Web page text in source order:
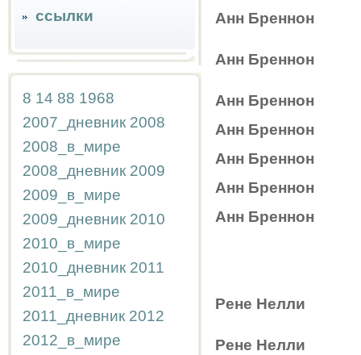
ссылки
8 14 88 1968
2007_дневник 2008
2008_в_мире
2008_дневник 2009
2009_в_мире
2009_дневник 2010
2010_в_мире
2010_дневник 2011
2011_в_мире
2011_дневник 2012
2012_в_мире
Анн Бреннон
Анн Бреннон
Анн Бреннон
Анн Бреннон
Анн Бреннон
Анн Бреннон
Анн Бреннон
Рене Нелли
Рене Нелли